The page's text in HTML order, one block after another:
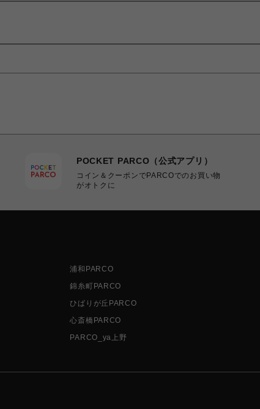
POCKET PARCO（公式アプリ）
コイン＆クーポンでPARCOでのお買い物
がオトクに
浦和PARCO
錦糸町PARCO
ひばりが丘PARCO
心斎橋PARCO
PARCO_ya上野